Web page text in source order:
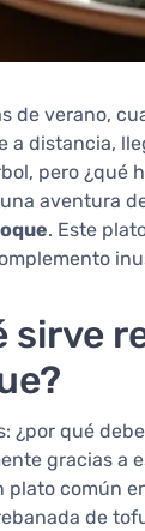
de verano,
a distancia,
pero ¿qué
aventura
. Este
sirve
¿por qué
gracias a
común
de